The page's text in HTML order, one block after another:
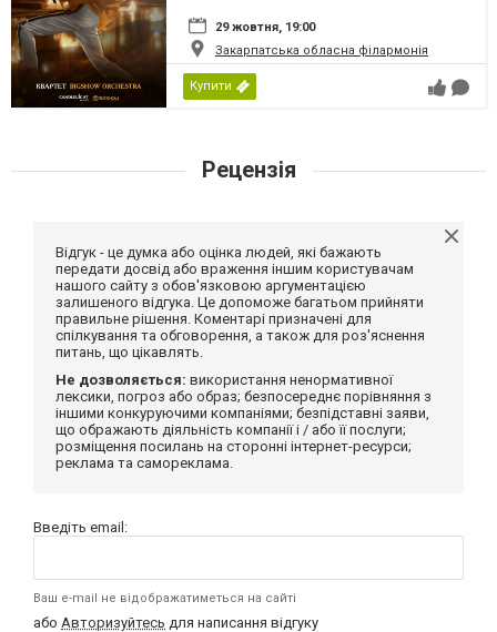
29 жовтня, 19:00
Закарпатська обласна філармонія
Купити
Рецензія
Відгук - це думка або оцінка людей, які бажають
передати досвід або враження іншим користувачам
нашого сайту з обов'язковою аргументацією
залишеного відгука. Це допоможе багатьом прийняти
правильне рішення. Коментарі призначені для
спілкування та обговорення, а також для роз'яснення
питань, що цікавлять.
Не дозволяється: використання ненормативної
лексики, погроз або образ; безпосереднє порівняння з
іншими конкуруючими компаніями; безпідставні заяви,
що ображають діяльність компанії і / або її послуги;
розміщення посилань на сторонні інтернет-ресурси;
реклама та самореклама.
Введіть email:
Ваш e-mail не відображатиметься на сайті
або Авторизуйтесь для написання відгуку